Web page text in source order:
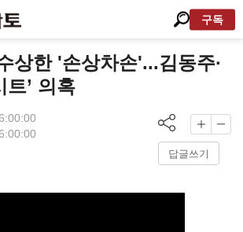
구독
상한 '손상차손'...김동주·
트’ 의혹
답글쓰기